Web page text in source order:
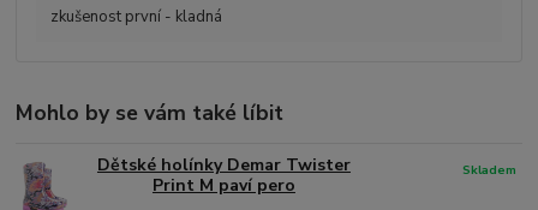
zkušenost první - kladná
Mohlo by se vám také líbit
Dětské holínky Demar Twister
Print M paví pero
Skladem